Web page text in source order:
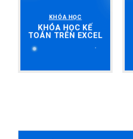
KHÓA HỌC
KHÓA HỌC KẾ
TOÁN TRÊN EXCEL